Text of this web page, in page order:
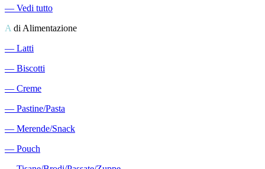
― Vedi tutto
A di Alimentazione
― Latti
― Biscotti
― Creme
― Pastine/Pasta
― Merende/Snack
― Pouch